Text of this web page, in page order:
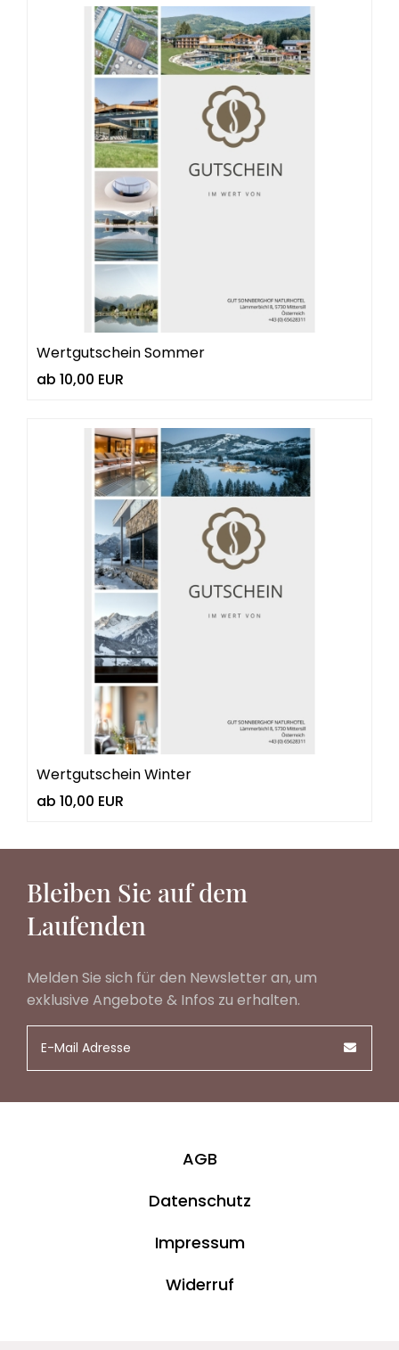
Wertgutschein Sommer
ab 10,00 EUR
Wertgutschein Winter
ab 10,00 EUR
Bleiben Sie auf dem
Laufenden
Melden Sie sich für den Newsletter an, um
exklusive Angebote & Infos zu erhalten.
AGB
Datenschutz
Impressum
Widerruf